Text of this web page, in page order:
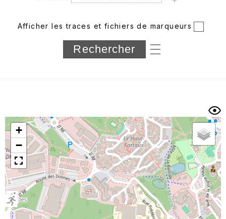
Département
Longueur min/max
Trier par
Horodatage Photos
Afficher les traces et fichiers de marqueurs
+
−